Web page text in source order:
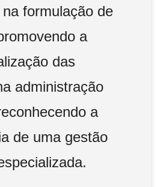
formulação de
a
das
administração
a
de uma gestão